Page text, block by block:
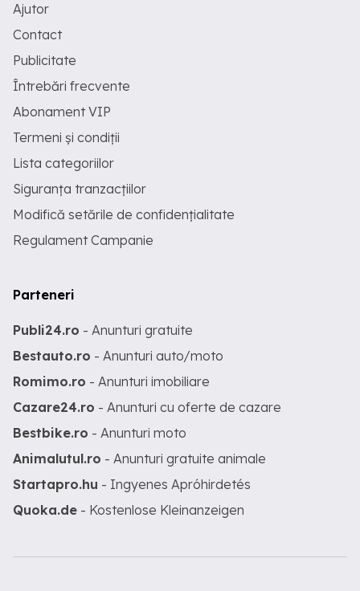
Ajutor
Contact
Publicitate
Întrebări frecvente
Abonament VIP
Termeni și condiții
Lista categoriilor
Siguranța tranzacțiilor
Modifică setările de confidențialitate
Regulament Campanie
Parteneri
Publi24.ro - Anunturi gratuite
Bestauto.ro - Anunturi auto/moto
Romimo.ro - Anunturi imobiliare
Cazare24.ro - Anunturi cu oferte de cazare
Bestbike.ro - Anunturi moto
Animalutul.ro - Anunturi gratuite animale
Startapro.hu - Ingyenes Apróhirdetés
Quoka.de - Kostenlose Kleinanzeigen